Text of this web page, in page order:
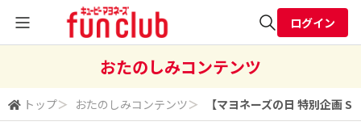
検索
ログイン
おたのしみコンテンツ
トップ＞ おたのしみコンテンツ＞ 【マヨネーズの日 特別企画